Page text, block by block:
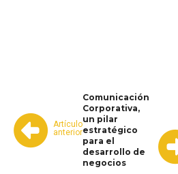
Artículo
anterior
Comunicación
Corporativa,
un pilar
estratégico
para el
desarrollo de
negocios